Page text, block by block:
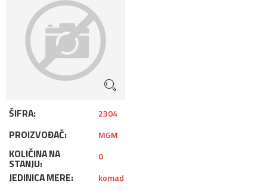
ŠIFRA: 2304
PROIZVOĐAČ: MGM
KOLIČINA NA
STANJU:
0
JEDINICA MERE: komad